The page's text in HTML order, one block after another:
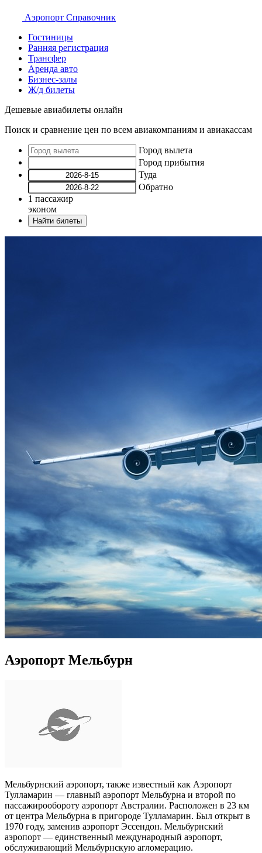
Аэропорт Справочник
Гостиницы
Ранняя регистрация
Трансфер
Аренда авто
Бизнес-залы
Ж/д билеты
Дешевые авиабилеты онлайн
Поиск и сравнение цен по всем авиакомпаниям и авиакассам
Город вылета
Город прибытия
Туда
Обратно
1 пассажир
эконом
Найти билеты
Аэропорт Мельбурн
Мельбурнский аэропорт, также известный как Аэропорт
Тулламарин — главный аэропорт Мельбурна и второй по
пассажирообороту аэропорт Австралии. Расположен в 23 км
от центра Мельбурна в пригороде Тулламарин. Был открыт в
1970 году, заменив аэропорт Эссендон. Мельбурнский
аэропорт — единственный международный аэропорт,
обслуживающий Мельбурнскую агломерацию.